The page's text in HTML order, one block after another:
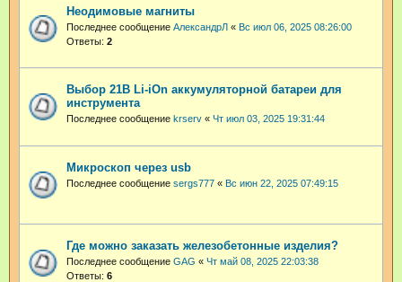
Неодимовые магниты
Последнее сообщение АлександрЛ « Вс июл 06, 2025 08:26:00
Ответы: 2
Выбор 21В Li-iOn aккумуляторной батареи для
инструмента
Последнее сообщение krserv « Чт июл 03, 2025 19:31:44
Микроскоп через usb
Последнее сообщение sergs777 « Вс июн 22, 2025 07:49:15
Где можно заказать железобетонные изделия?
Последнее сообщение GAG « Чт май 08, 2025 22:03:38
Ответы: 6